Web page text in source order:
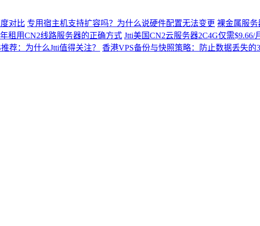
对比 专用宿主机支持扩容吗？为什么说硬件配置无法变更 裸金属服
租用CN2线路服务器的正确方式 Jtti美国CN2云服务器2C4G仅需
荐：为什么Jtti值得关注？ 香港VPS备份与快照策略：防止数据丢失的